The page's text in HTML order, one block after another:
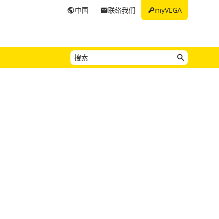
keymyVEGA
email联络我们
public中国